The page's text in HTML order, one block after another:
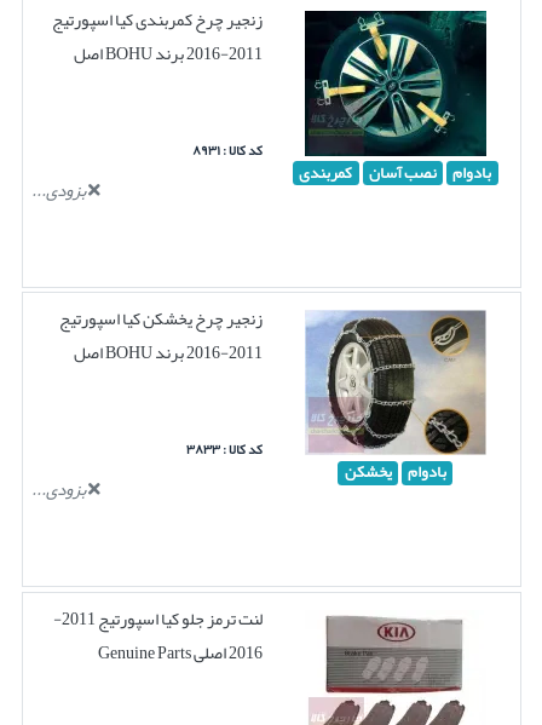
بادوام نصب آسان کمربندی
زنجیر چرخ کمربندی کیا اسپورتیج
2011-2016 برند BOHU اصل
کد کالا : ۸۹۳۱
بزودی...
بادوام یخشکن
زنجیر چرخ یخشکن کیا اسپورتیج
2011-2016 برند BOHU اصل
کد کالا : ۳۸۳۳
بزودی...
لنت ترمز جلو کیا اسپورتیج 2011-
2016 اصلی Genuine Parts